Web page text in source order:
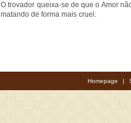
O trovador queixa-se de que o Amor
matando de forma mais cruel.
Homepage |